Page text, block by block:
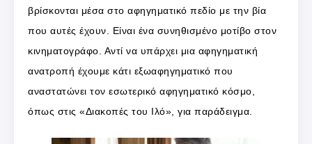
βρίσκονται μέσα στο αφηγηματικό πεδίο με την βία
που αυτές έχουν. Είναι ένα συνηθισμένο μοτίβο στον
κινηματογράφο. Αντί να υπάρχει μια αφηγηματική
ανατροπή έχουμε κάτι εξωαφηγηματικό που
αναστατώνει τον εσωτερικό αφηγηματικό κόσμο,
όπως στις «Διακοπές του Ιλό», για παράδειγμα.